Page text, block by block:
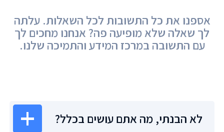
לא הבנתי, מה אתם עושים בכלל?
אספנו את כל התשובות לכל השאלות. עלתה
לך שאלה שלא מופיעה פה? אנחנו מחכים לך
עם התשובה במרכז המידע והתמיכה שלנו.